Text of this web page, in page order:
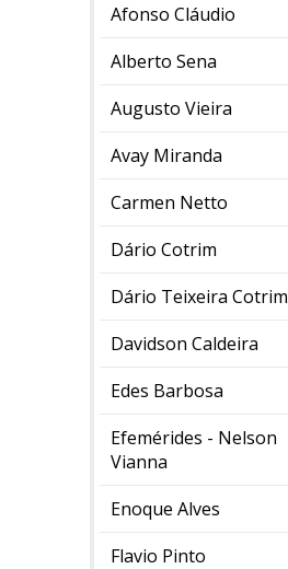
Afonso Cláudio
Alberto Sena
Augusto Vieira
Avay Miranda
Carmen Netto
Dário Cotrim
Dário Teixeira Cotrim
Davidson Caldeira
Edes Barbosa
Efemérides - Nelson
Vianna
Enoque Alves
Flavio Pinto